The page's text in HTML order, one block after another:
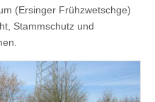
(Ersinger Frühzwetschge)
Stammschutz und